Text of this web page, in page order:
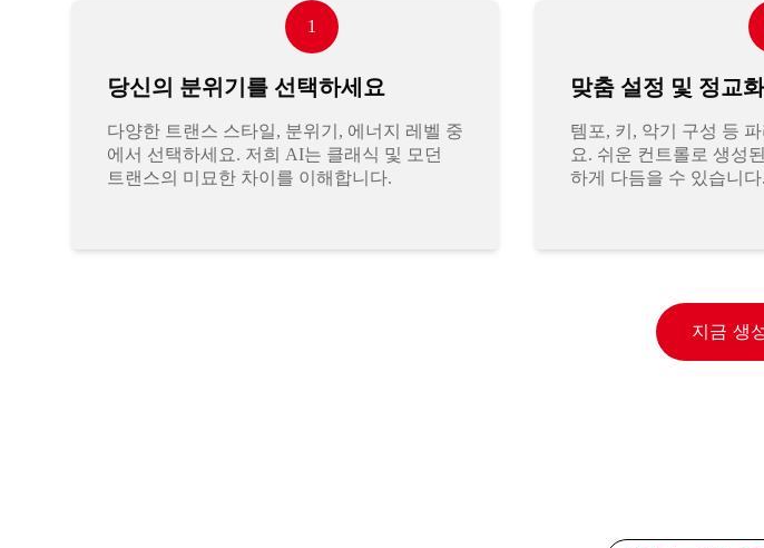
1
당신의 분위기를 선택하세요
다양한 트랜스 스타일, 분위기, 에너지 레벨 중
에서 선택하세요. 저희 AI는 클래식 및 모던
트랜스의 미묘한 차이를 이해합니다.
맞춤 설정 및 정교화
템포, 키, 악기 구성 등
요. 쉬운 컨트롤로 생성
하게 다듬을 수 있습니다.
지금 생